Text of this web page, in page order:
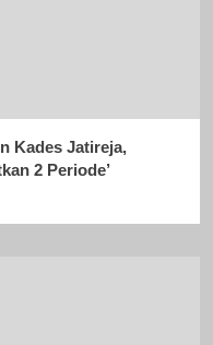
Kades Jatireja,
2 Periode’